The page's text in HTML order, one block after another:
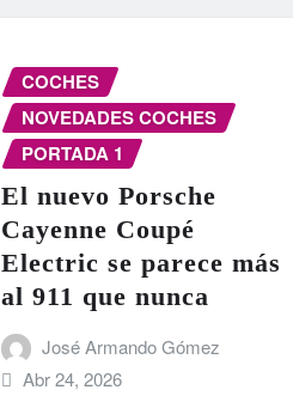
COCHES
NOVEDADES COCHES
PORTADA 1
El nuevo Porsche
Cayenne Coupé
Electric se parece más
al 911 que nunca
José Armando Gómez
Abr 24, 2026